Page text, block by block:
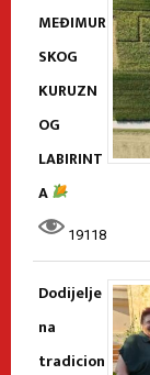
MEĐIMUR
SKOG
KURUZN
OG
LABIRINT
A
19118
Dodijelje
na
tradicion